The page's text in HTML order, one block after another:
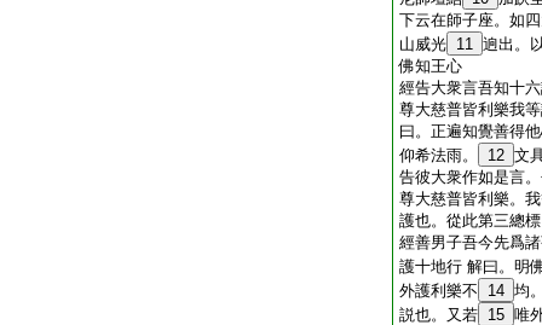
下云在師子座。如
山威光 11 逈出。
佛知王心
經告大衆言吾知十
尊大慈普皆利樂我
曰。正遍知覺善得
仰希法雨。
12 文
告彼大衆作如是言
尊大慈普皆利樂。
護也。從此第三總
經善男子吾今先爲
護十地行 解曰。明
外護利樂不
14 均
説也。又若 15 唯